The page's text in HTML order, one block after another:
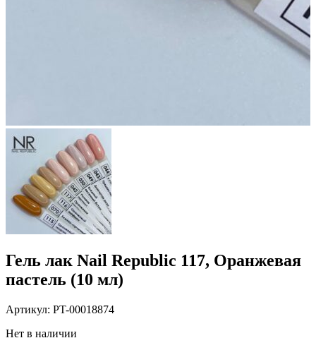
Гель лак Nail Republic 117, Оранжевая
пастель (10 мл)
Артикул: PT-00018874
Нет в наличии